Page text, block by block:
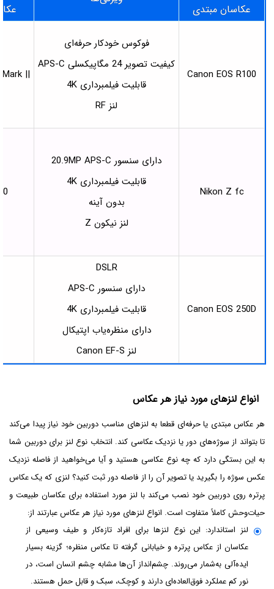
عکاسان مبتدی
Canon EOS R100
فوکوس خودکار حرفه‌ای
کیفیت تصویر 24 مگاپیکسلی APS-C
قابلیت فیلمبرداری 4K
لنز RF
Mark ||
Nikon Z fc
دارای سنسور 20.9MP APS-C
قابلیت فیلمبرداری 4K
بدون آینه
لنز نیکون Z
Canon EOS 250D
DSLR
دارای سنسور APS-C
قابلیت فیلمبرداری 4K
دارای منظره‌یاب اپتیکال
لنز Canon EF-S
انواع لنزهای مورد نیاز هر عکاس
هر عکاس مبتدی یا حرفه‌ای قطعا به لنزهای مناسب دوربین خود نیاز پیدا می‌کند
تا بتواند از سوژه‌های دور یا نزدیک عکاسی کند. انتخاب نوع لنز برای دوربین شما
به این بستگی دارد که چه نوع عکاسی هستید و آیا می‌خواهید از فاصله نزدیک
عکس سوژه را بگیرید یا تصویر آن را از فاصله دور ثبت کنید؟ لنزی که یک عکاس
پرتره روی دوربین خود نصب می‌کند با لنز مورد استفاده برای عکاسان طبیعت و
حیات‌وحش کاملاً متفاوت است. انواع لنزهای مورد نیاز هر عکاس عبارتند از:
لنز استاندارد: این نوع لنزها برای افراد تازه‌کار و طیف وسیعی از
عکاسان از عکاس پرتره و خیابانی گرفته تا عکاس منظره؛ گزینه بسیار
ایده‌آلی به‌شمار می‌روند. چشم‌انداز آن‌ها مشابه چشم انسان است، در
نور کم عملکرد فوق‌العاده‌ای دارند و کوچک، سبک و قابل حمل هستند.